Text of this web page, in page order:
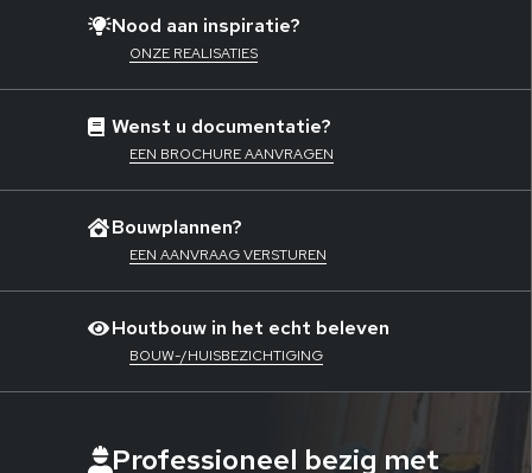
Nood aan inspiratie?
ONZE REALISATIES
Wenst u documentatie?
EEN BROCHURE AANVRAGEN
Bouwplannen?
EEN AANVRAAG VERSTUREN
Houtbouw in het echt beleven
BOUW-/HUISBEZICHTIGING
Professioneel bezig met